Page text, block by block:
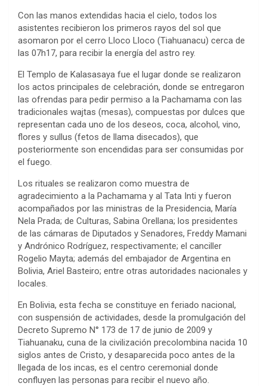
Con las manos extendidas hacia el cielo, todos los
asistentes recibieron los primeros rayos del sol que
asomaron por el cerro Lloco Lloco (Tiahuanacu) cerca de
las 07h17, para recibir la energía del astro rey.
El Templo de Kalasasaya fue el lugar donde se realizaron
los actos principales de celebración, donde se entregaron
las ofrendas para pedir permiso a la Pachamama con las
tradicionales wajtas (mesas), compuestas por dulces que
representan cada uno de los deseos, coca, alcohol, vino,
flores y sullus (fetos de llama disecados), que
posteriormente son encendidas para ser consumidas por
el fuego.
Los rituales se realizaron como muestra de
agradecimiento a la Pachamama y al Tata Inti y fueron
acompañados por las ministras de la Presidencia, María
Nela Prada; de Culturas, Sabina Orellana; los presidentes
de las cámaras de Diputados y Senadores, Freddy Mamani
y Andrónico Rodríguez, respectivamente; el canciller
Rogelio Mayta; además del embajador de Argentina en
Bolivia, Ariel Basteiro; entre otras autoridades nacionales y
locales.
En Bolivia, esta fecha se constituye en feriado nacional,
con suspensión de actividades, desde la promulgación del
Decreto Supremo N° 173 de 17 de junio de 2009 y
Tiahuanaku, cuna de la civilización precolombina nacida 10
siglos antes de Cristo, y desaparecida poco antes de la
llegada de los incas, es el centro ceremonial donde
confluyen las personas para recibir el nuevo año.